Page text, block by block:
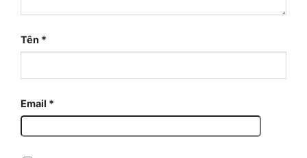
Tên *
Email *